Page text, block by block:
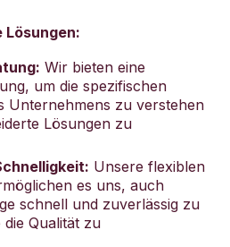
Wir bieten eine
um die spezifischen
Unternehmens zu verstehen
Lösungen zu
Unsere flexiblen
es uns, auch
schnell und zuverlässig zu
Qualität zu